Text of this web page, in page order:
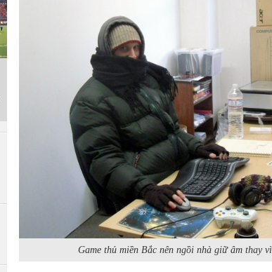
Game thủ miền Bắc nên ngồi nhà giữ âm thay